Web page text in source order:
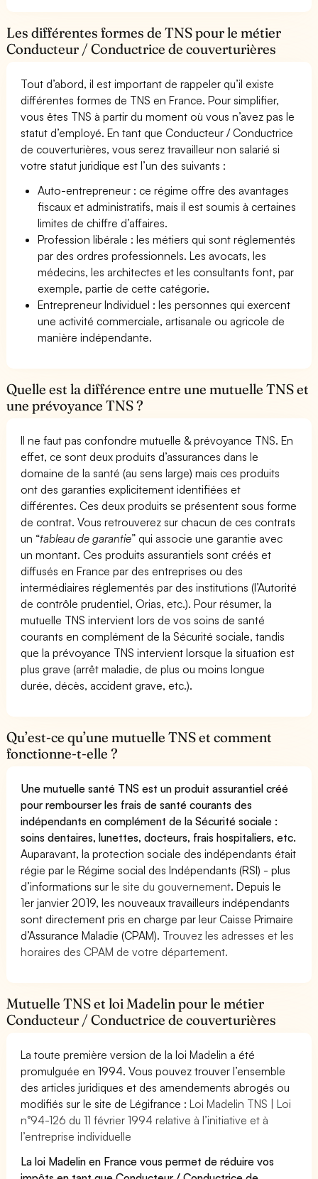
Les différentes formes de TNS pour le métier
Conducteur / Conductrice de couverturières
Tout d’abord, il est important de rappeler qu’il existe
différentes formes de TNS en France. Pour simplifier,
vous êtes TNS à partir du moment où vous n’avez pas le
statut d’employé. En tant que Conducteur / Conductrice
de couverturières, vous serez travailleur non salarié si
votre statut juridique est l’un des suivants :
Auto-entrepreneur : ce régime offre des avantages
fiscaux et administratifs, mais il est soumis à certaines
limites de chiffre d’affaires.
Profession libérale : les métiers qui sont réglementés
par des ordres professionnels. Les avocats, les
médecins, les architectes et les consultants font, par
exemple, partie de cette catégorie.
Entrepreneur Individuel : les personnes qui exercent
une activité commerciale, artisanale ou agricole de
manière indépendante.
Quelle est la différence entre une mutuelle TNS et
une prévoyance TNS ?
Il ne faut pas confondre mutuelle & prévoyance TNS. En
effet, ce sont deux produits d’assurances dans le
domaine de la santé (au sens large) mais ces produits
ont des garanties explicitement identifiées et
différentes. Ces deux produits se présentent sous forme
de contrat. Vous retrouverez sur chacun de ces contrats
un “tableau de garantie” qui associe une garantie avec
un montant. Ces produits assurantiels sont créés et
diffusés en France par des entreprises ou des
intermédiaires réglementés par des institutions (l’Autorité
de contrôle prudentiel, Orias, etc.). Pour résumer, la
mutuelle TNS intervient lors de vos soins de santé
courants en complément de la Sécurité sociale, tandis
que la prévoyance TNS intervient lorsque la situation est
plus grave (arrêt maladie, de plus ou moins longue
durée, décès, accident grave, etc.).
Qu’est-ce qu’une mutuelle TNS et comment
fonctionne-t-elle ?
Une mutuelle santé TNS est un produit assurantiel créé
pour rembourser les frais de santé courants des
indépendants en complément de la Sécurité sociale :
soins dentaires, lunettes, docteurs, frais hospitaliers, etc.
Auparavant, la protection sociale des indépendants était
régie par le Régime social des Indépendants (RSI) - plus
d’informations surle site du gouvernement. Depuis le
1er janvier 2019, les nouveaux travailleurs indépendants
sont directement pris en charge par leur Caisse Primaire
d’Assurance Maladie (CPAM). Trouvez les adresses et les
horaires des CPAM de votre département.
Mutuelle TNS et loi Madelin pour le métier
Conducteur / Conductrice de couverturières
La toute première version de la loi Madelin a été
promulguée en 1994. Vous pouvez trouver l’ensemble
des articles juridiques et des amendements abrogés ou
modifiés sur le site de Légifrance :Loi Madelin TNS | Loi
n°94-126 du 11 février 1994 relative à l’initiative et à
l’entreprise individuelle
La loi Madelin en France vous permet de réduire vos